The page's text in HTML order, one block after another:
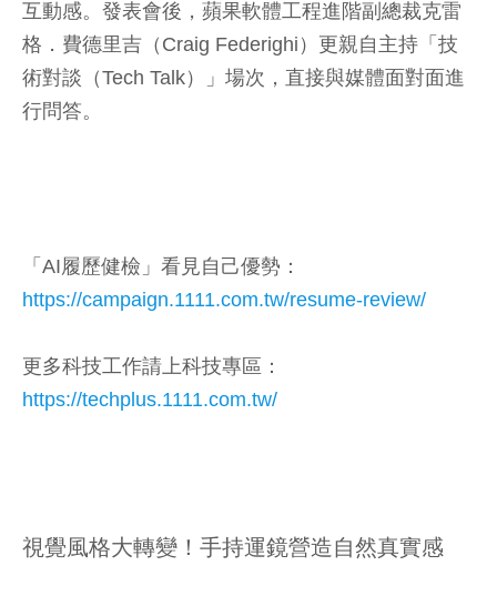
互動感。發表會後，蘋果軟體工程進階副總裁克雷
格．費德里吉（Craig Federighi）更親自主持「技
術對談（Tech Talk）」場次，直接與媒體面對面進
行問答。
「AI履歷健檢」看見自己優勢：
https://campaign.1111.com.tw/resume-review/
更多科技工作請上科技專區：
https://techplus.1111.com.tw/
視覺風格大轉變！手持運鏡營造自然真實感